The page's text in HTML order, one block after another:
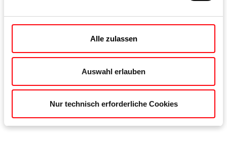
Alle zulassen
Auswahl erlauben
Nur technisch erforderliche Cookies